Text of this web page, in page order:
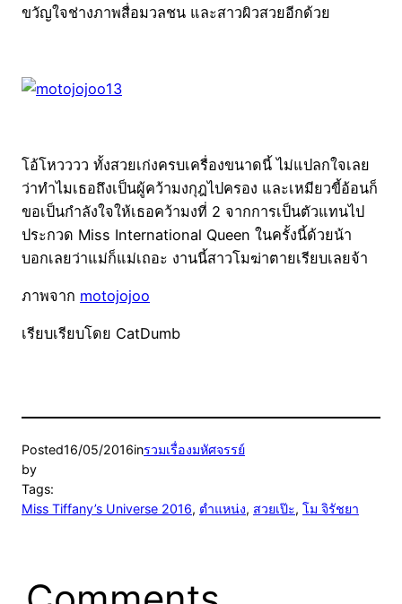
ขวัญใจช่างภาพสื่อมวลชน และสาวผิวสวยอีกด้วย
โอ้โหวววว ทั้งสวยเก่งครบเครื่องขนาดนี้ ไม่แปลกใจเลย
ว่าทำไมเธอถึงเป็นผู้คว้ามงกุฎไปครอง และเหมียวขี้อ้อนก็
ขอเป็นกำลังใจให้เธอคว้ามงที่ 2 จากการเป็นตัวแทนไป
ประกวด Miss International Queen ในครั้งนี้ด้วยน้า
บอกเลยว่าแม่ก็แม่เถอะ งานนี้สาวโมฆ่าตายเรียบเลยจ้า
ภาพจาก motojojoo
เรียบเรียบโดย CatDumb
Posted16/05/2016inรวมเรื่องมหัศจรรย์
by
Tags:
Miss Tiffany’s Universe 2016, ตำแหน่ง, สวยเป๊ะ, โม จิรัชยา